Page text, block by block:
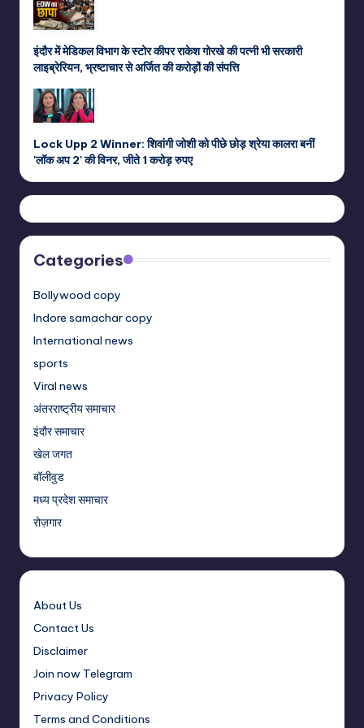
इंदौर में मेडिकल विभाग के स्‍टोर कीपर राकेश गोरखे की पत्‍नी भी सरकारी
लाइब्रेरियन, भ्रष्टाचार से अर्जित की करोड़ों की संपत्ति
Lock Upp 2 Winner: शिवांगी जोशी को पीछे छोड़ श्रेया कालरा बनीं
'लॉक अप 2' की विनर, जीते 1 करोड़ रुपए
Categories
Bollywood copy
Indore samachar copy
International news
sports
Viral news
अंतरराष्ट्रीय समाचार
इंदौर समाचार
खेल जगत
बॉलीवुड
मध्य प्रदेश समाचार
रोज़गार
About Us
Contact Us
Disclaimer
Join now Telegram
Privacy Policy
Terms and Conditions